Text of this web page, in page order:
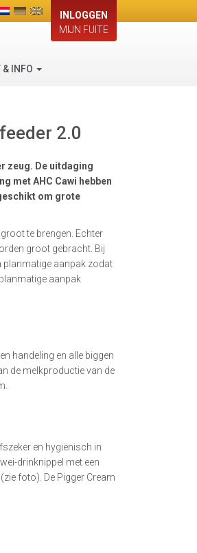
INLOGGEN
MIJN FUITE
& INFO
2.0
zeug. De uitdaging
met AHC Cawi hebben
om grote
te brengen. Echter
groot gebracht. Bij
planmatige aanpak zodat
aanpak
handeling en alle biggen
de melkproductie van de
en hygiënisch in
drinknippel met een
foto). De Pigger Cream